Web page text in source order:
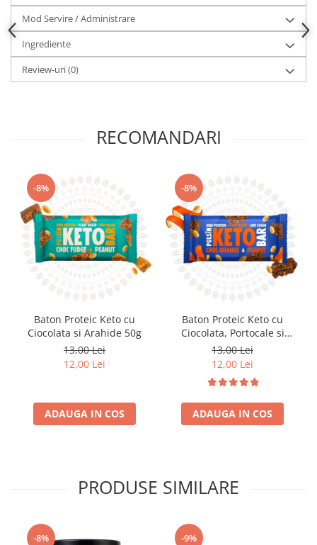
Mod Servire / Administrare
Ingrediente
Review-uri(0)
RECOMANDARI
-8%
Baton Proteic Keto cu
Ciocolata si Arahide 50g
13,00 Lei
12,00 Lei
ADAUGA IN COS
-8%
Baton Proteic Keto cu
Ciocolata, Portocale si
Arahide 50g
13,00 Lei
12,00 Lei
ADAUGA IN COS
PRODUSE SIMILARE
-8% -9%